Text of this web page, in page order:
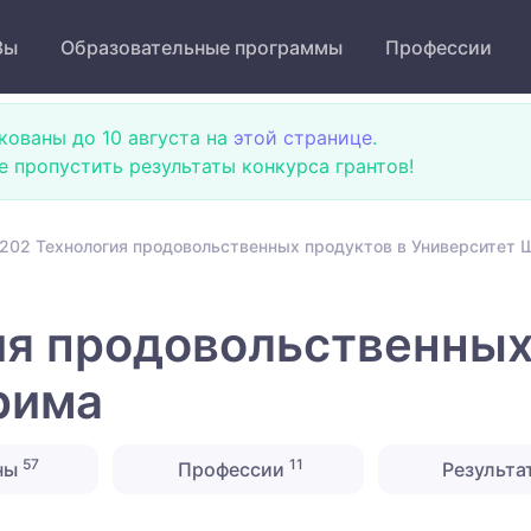
Образовательные программы Профессии
до 10 августа на этой странице.
пропустить результаты конкурса грантов!
Технология продовольственных продуктов в Университет
57 Профессии 11